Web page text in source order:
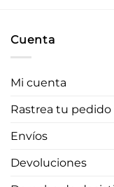
Cuenta
Mi cuenta
Rastrea tu pedido
Envíos
Devoluciones